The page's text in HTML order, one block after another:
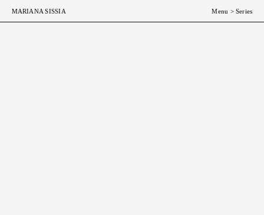
MARIANA SISSIA Menu >Series
ESPENG